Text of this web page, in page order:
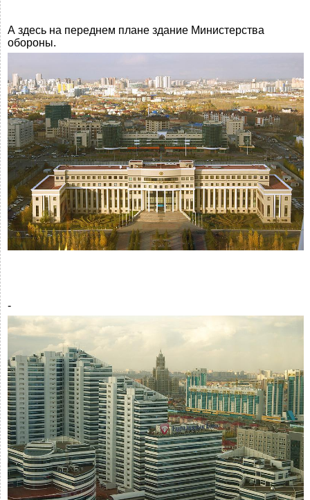
А здесь на переднем плане здание Министерства
обороны.
-